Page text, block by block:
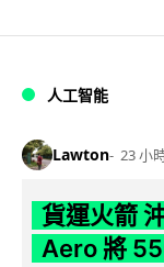
人工智能
Lawton 23 小
貨運火箭
Aero 將